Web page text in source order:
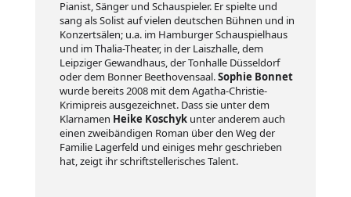
Pianist, Sänger und Schauspieler. Er spielte und
sang als Solist auf vielen deutschen Bühnen und in
Konzertsälen; u.a. im Hamburger Schauspielhaus
und im Thalia-Theater, in der Laiszhalle, dem
Leipziger Gewandhaus, der Tonhalle Düsseldorf
oder dem Bonner Beethovensaal.Sophie Bonnet
wurde bereits 2008 mit dem Agatha-Christie-
Krimipreis ausgezeichnet. Dass sie unter dem
Klarnamen Heike Koschyk unter anderem auch
einen zweibändigen Roman über den Weg der
Familie Lagerfeld und einiges mehr geschrieben
hat, zeigt ihr schriftstellerisches Talent.